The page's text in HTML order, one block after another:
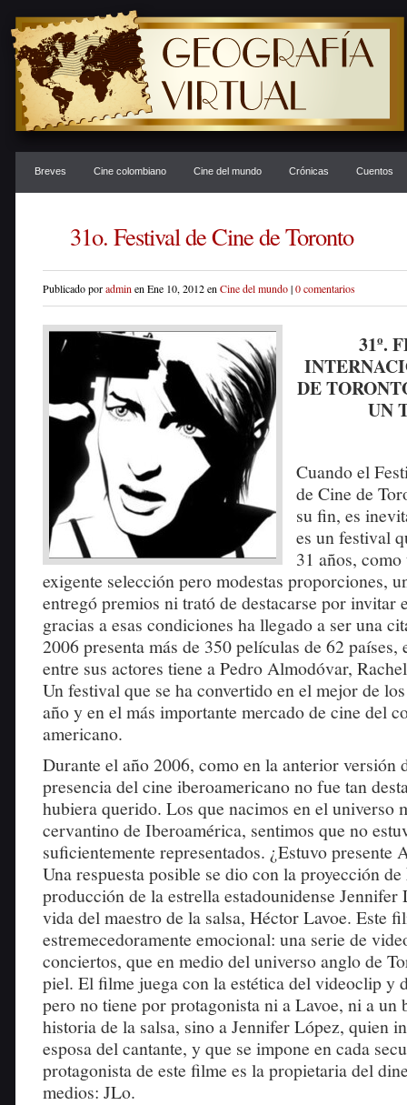
Breves Cine colombiano Cine del mundo Crónicas Cuentos
31o. Festival de Cine de Toronto
Publicado poradmin en Ene 10, 2012 en Cine del mundo|0 comentarios
31º.
DE
UN
Cuando el
de Cine de
su fin, es
es un festival
31 años,
exigente selección pero modestas proporciones,
entregó premios ni trató de destacarse por invitar
gracias a esas condiciones ha llegado a ser una
2006 presenta más de 350 películas de 62 países,
entre sus actores tiene a Pedro Almodóvar,
Un festival que se ha convertido en el mejor de
año y en el más importante mercado de cine del
americano.
Durante el año 2006, como en la anterior versión
presencia del cine iberoamericano no fue tan
hubiera querido. Los que nacimos en el universo
cervantino de Iberoamérica, sentimos que no
suficientemente representados. ¿Estuvo presente
Una respuesta posible se dio con la proyección de
producción de la estrella estadounidense Jennifer
vida del maestro de la salsa, Héctor Lavoe. Este
estremecedoramente emocional: una serie de
conciertos, que en medio del universo anglo de
piel. El filme juega con la estética del videoclip y
pero no tiene por protagonista ni a Lavoe, ni a un
historia de la salsa, sino a Jennifer López, quien
esposa del cantante, y que se impone en cada
protagonista de este filme es la propietaria del
medios: JLo.